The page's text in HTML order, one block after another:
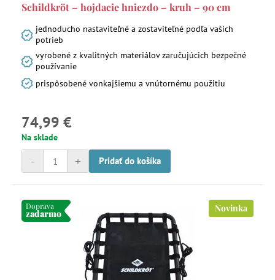
Schildkröt – hojdacie hniezdo – kruh – 90 cm
jednoducho nastaviteľné a zostaviteľné podľa vašich
potrieb
vyrobené z kvalitných materiálov zaručujúcich bezpečné
používanie
prispôsobené vonkajšiemu a vnútornému použitiu
74,99 €
Na sklade
+
- Pridať do košíka
Doprava
zadarmo Novinka